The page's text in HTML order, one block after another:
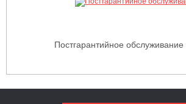
Постгарантийное обслуживание